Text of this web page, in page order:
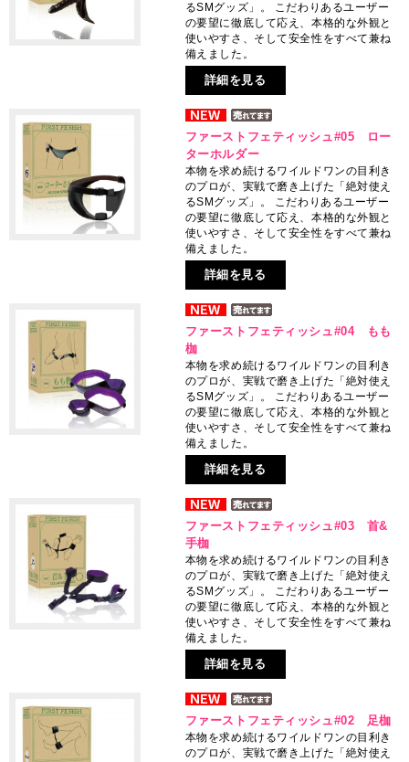
るSMグッズ」。 こだわりあるユーザー
の要望に徹底して応え、本格的な外観と
使いやすさ、そして安全性をすべて兼ね
備えました。
詳細を見る
ファーストフェティッシュ#05 ロー
ターホルダー
本物を求め続けるワイルドワンの目利き
のプロが、実戦で磨き上げた「絶対使え
るSMグッズ」。 こだわりあるユーザー
の要望に徹底して応え、本格的な外観と
使いやすさ、そして安全性をすべて兼ね
備えました。
詳細を見る
ファーストフェティッシュ#04 もも
枷
本物を求め続けるワイルドワンの目利き
のプロが、実戦で磨き上げた「絶対使え
るSMグッズ」。 こだわりあるユーザー
の要望に徹底して応え、本格的な外観と
使いやすさ、そして安全性をすべて兼ね
備えました。
詳細を見る
ファーストフェティッシュ#03 首&
手枷
本物を求め続けるワイルドワンの目利き
のプロが、実戦で磨き上げた「絶対使え
るSMグッズ」。 こだわりあるユーザー
の要望に徹底して応え、本格的な外観と
使いやすさ、そして安全性をすべて兼ね
備えました。
詳細を見る
ファーストフェティッシュ#02 足枷
本物を求め続けるワイルドワンの目利き
のプロが、実戦で磨き上げた「絶対使え